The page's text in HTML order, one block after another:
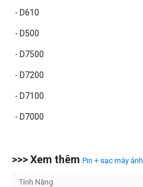
- D610
- D500
- D7500
- D7200
- D7100
- D7000
>>> Xem thêm Pin + sạc máy ảnh
Tính Năng